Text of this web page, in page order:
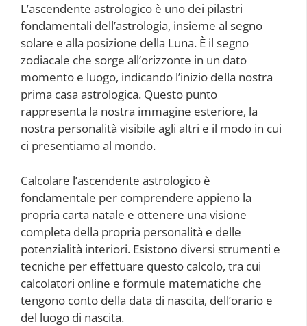
L’ascendente astrologico è uno dei pilastri
fondamentali dell’astrologia, insieme al segno
solare e alla posizione della Luna. È il segno
zodiacale che sorge all’orizzonte in un dato
momento e luogo, indicando l’inizio della nostra
prima casa astrologica. Questo punto
rappresenta la nostra immagine esteriore, la
nostra personalità visibile agli altri e il modo in cui
ci presentiamo al mondo.
Calcolare l’ascendente astrologico è
fondamentale per comprendere appieno la
propria carta natale e ottenere una visione
completa della propria personalità e delle
potenzialità interiori. Esistono diversi strumenti e
tecniche per effettuare questo calcolo, tra cui
calcolatori online e formule matematiche che
tengono conto della data di nascita, dell’orario e
del luogo di nascita.